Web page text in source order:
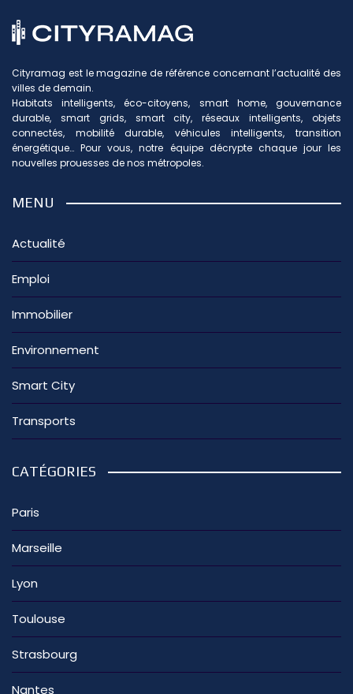
Cityramag est le magazine de référence concernant l’actualité des
villes de demain.
Habitats intelligents, éco-citoyens, smart home, gouvernance
durable, smart grids, smart city, réseaux intelligents, objets
connectés, mobilité durable, véhicules intelligents, transition
énergétique… Pour vous, notre équipe décrypte chaque jour les
nouvelles prouesses de nos métropoles.
MENU
Actualité
Emploi
Immobilier
Environnement
Smart City
Transports
CATÉGORIES
Paris
Marseille
Lyon
Toulouse
Strasbourg
Nantes